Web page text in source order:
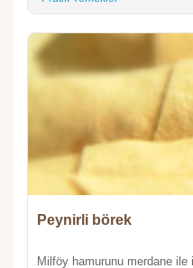
Peynirli börek
Milföy hamurunu merdane